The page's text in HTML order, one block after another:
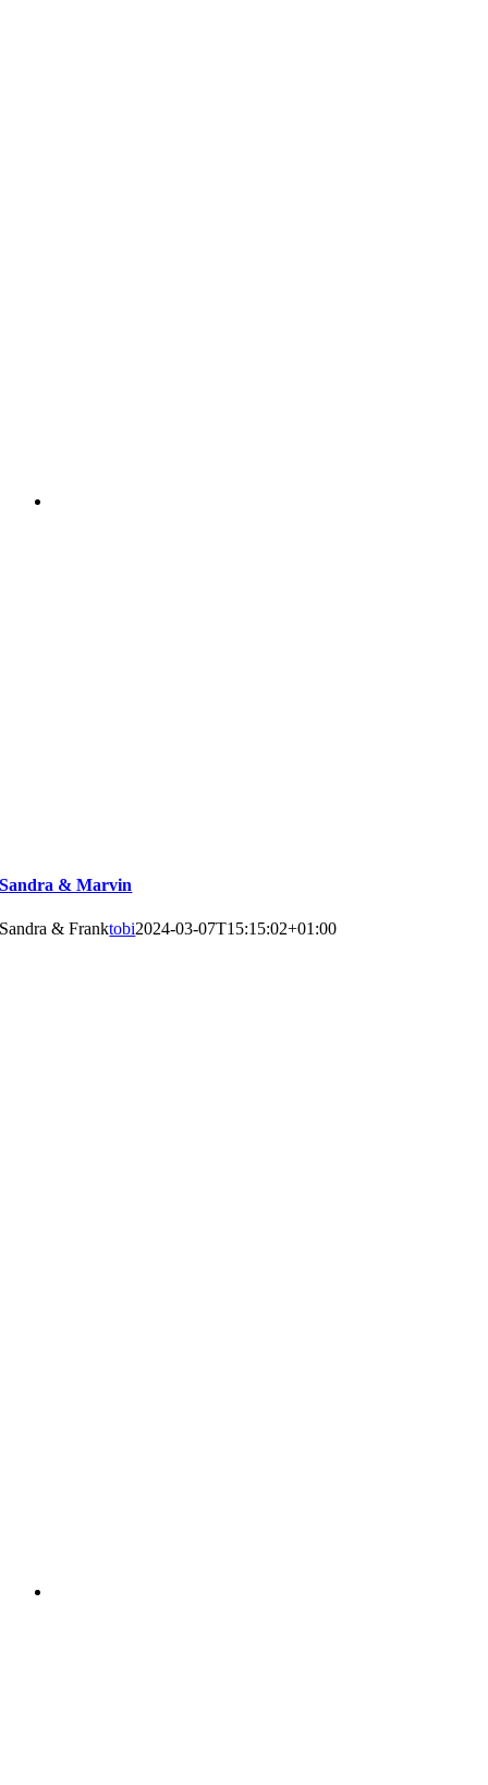
Sandra & Marvin
Sandra & Franktobi2024-03-07T15:15:02+01:00